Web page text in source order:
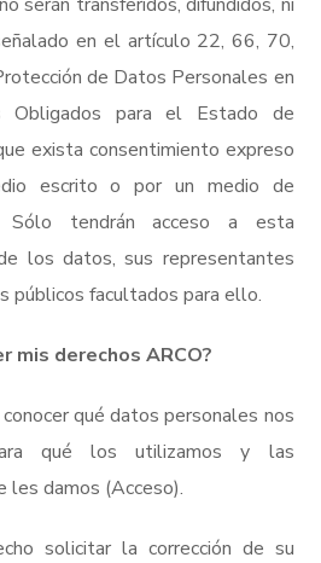
en el artículo 22, 66, 70,
de Datos Personales en
Obligados para el Estado de
exista consentimiento expreso
escrito o por un medio de
Sólo tendrán acceso a esta
los datos, sus representantes
públicos facultados para ello.
mis derechos ARCO?
qué datos personales nos
qué los utilizamos y las
les damos (Acceso).
solicitar la corrección de su